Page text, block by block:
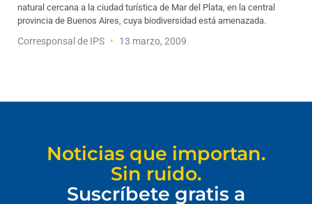
natural cercana a la ciudad turística de Mar del Plata, en la central
provincia de Buenos Aires, cuya biodiversidad está amenazada.
Corresponsal de IPS 13 marzo, 2009
Noticias que importan.
Sin ruido.
Suscríbete gratis a